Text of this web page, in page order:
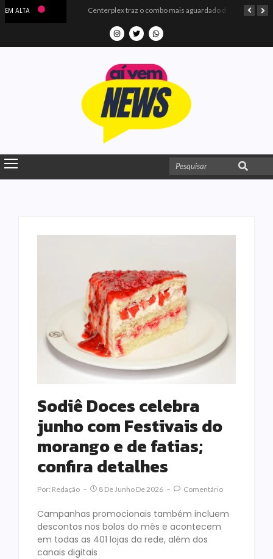
EM ALTA
Sodiê Doces celebra
junho com Festivais do
morango e de fatias;
confira detalhes
Por: Redação 8 De Junho De 2026 Comentário
Campanhas promocionais também incluem
descontos nos bolos do mês e acontecem
em todas as 401 lojas da rede, além dos
canais digitais